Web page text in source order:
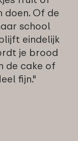
doen. Of de
school
eindelijk
je brood
de cake of
fijn."